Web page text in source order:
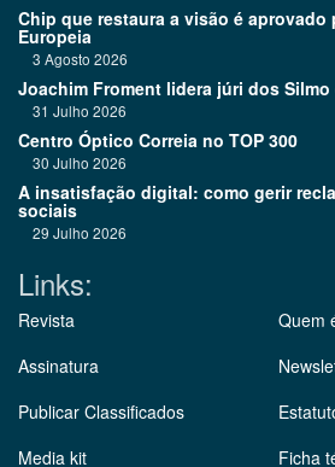
Chip que restaura a visão é aprovado
Europeia
3 Agosto 2026
Joachim Froment lidera júri dos Silmo
31 Julho 2026
Centro Óptico Correia no TOP 300
30 Julho 2026
A insatisfação digital: como gerir
sociais
29 Julho 2026
Links:
Revista
Assinatura
Publicar Classificados
Media kit
Quem
Ficha